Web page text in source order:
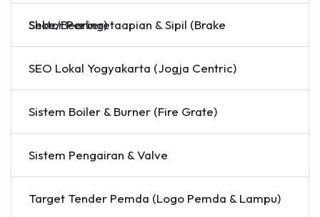
Sektor Perkeretaapian & Sipil (Brake Shoe/Bearing)
SEO Lokal Yogyakarta (Jogja Centric)
Sistem Boiler & Burner (Fire Grate)
Sistem Pengairan & Valve
Target Tender Pemda (Logo Pemda & Lampu)